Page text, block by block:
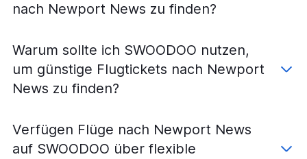
nach Newport News zu finden?
Warum sollte ich SWOODOO nutzen,
um günstige Flugtickets nach Newport
News zu finden?
Verfügen Flüge nach Newport News
auf SWOODOO über flexible